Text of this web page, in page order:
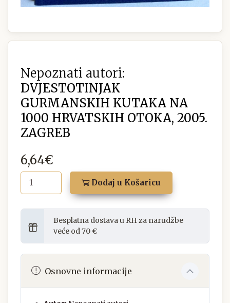
Nepoznati autori:
DVJESTOTINJAK
GURMANSKIH KUTAKA NA
1000 HRVATSKIH OTOKA, 2005.
ZAGREB
6,64€
Dodaj u Košaricu
Besplatna dostava u RH za narudžbe
veće od 70 €
Osnovne informacije